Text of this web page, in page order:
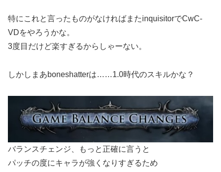
特にこれと言ったものがなければまたinquisitorでCwC-
VDをやろうかな。
3度目だけど楽すぎるからしゃーない。
しかしまあboneshatterは……1.0時代のスキルかな？
バランスチェンジ、もっと正確に言うと
パッチの度にキャラが強くなりすぎるため